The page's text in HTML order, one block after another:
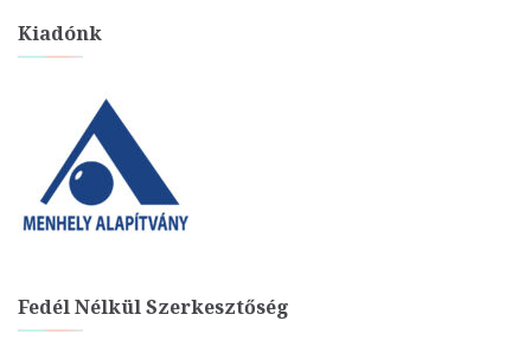
Kiadónk
Fedél Nélkül Szerkesztőség